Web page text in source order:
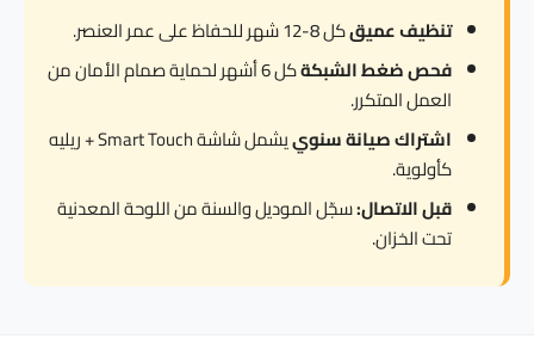
تنظيف عميقكل 8-12 شهر للحفاظ على عمر العنصر.
فحص ضغط الشبكة
كل 6 أشهر لحماية صمام الأمان من
العمل المتكرر.
اشتراك صيانة سنوي
يشمل شاشة Smart Touch + ريليه
كأولوية.
قبل الاتصال:سجّل الموديل والسنة من اللوحة المعدنية
تحت الخزان.